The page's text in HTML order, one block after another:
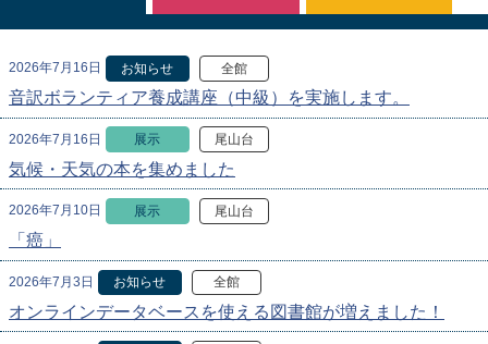
2026年7月16日 お知らせ 全館
音訳ボランティア養成講座（中級）を実施します。
2026年7月16日 展示 尾山台
気候・天気の本を集めました
2026年7月10日 展示 尾山台
「癌」
2026年7月3日 お知らせ 全館
オンラインデータベースを使える図書館が増えました！